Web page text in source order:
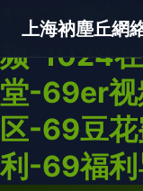
1024微拍
频-1024
堂-69er
区-69豆
利-69福
上海衲塵丘網